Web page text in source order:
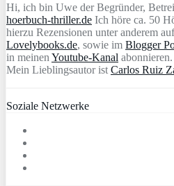
Hi, ich bin Uwe der Begründer,
hoerbuch-thriller.de Ich höre ca. 50
hierzu Rezensionen unter anderem
Lovelybooks.de, sowie im Blogger
in meinen Youtube-Kanal abonnieren.
Mein Lieblingsautor ist Carlos Ruiz
Soziale Netzwerke